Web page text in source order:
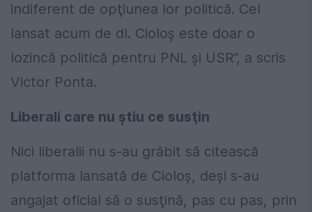
indiferent de opţiunea lor politică. Cel
lansat acum de dl. Cioloş este doar o
lozincă politică pentru PNL şi USR”, a scris
Victor Ponta.
Liberali care nu ştiu ce susţin
Nici liberalii nu s-au grăbit să citească
platforma lansată de Cioloş, deşi s-au
angajat oficial să o susţină, pas cu pas, prin